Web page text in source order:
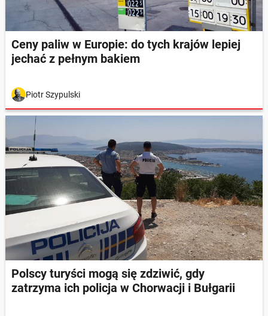
Ceny paliw w Europie: do tych krajów lepiej
jechać z pełnym bakiem
Piotr Szypulski
Polscy turyści mogą się zdziwić, gdy
zatrzyma ich policja w Chorwacji i Bułgarii